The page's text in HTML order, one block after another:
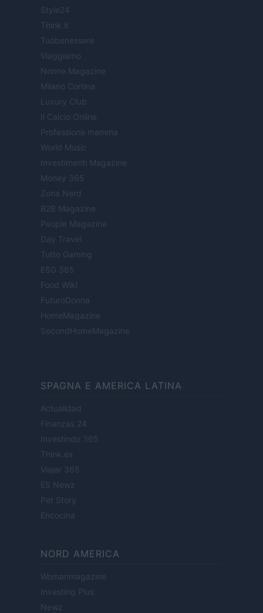
Style24
Think.it
Tuobenessere
Viaggiamo
Nonne Magazine
Milano Cortina
Luxury Club
Il Calcio Online
Professione mamma
World Music
Investimenti Magazine
Money 365
Zona Nerd
B2B Magazine
People Magazine
Day Travel
Tutto Gaming
ESG 365
Food Wiki
FuturoDonna
HomeMagazine
SecondHomeMagazine
SPAGNA E AMERICA LATINA
Actualidad
Finanzas 24
Investindo 365
Think.es
Viajar 365
ES Newz
Pet Story
Encocina
NORD AMERICA
Womanmagazine
Investing Plus
Newz